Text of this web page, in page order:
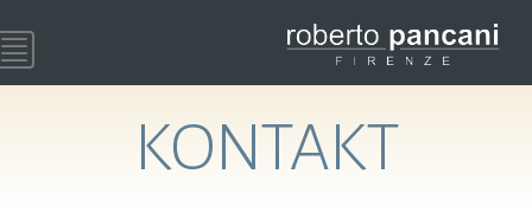
Toggle
navigation
KONTAKT